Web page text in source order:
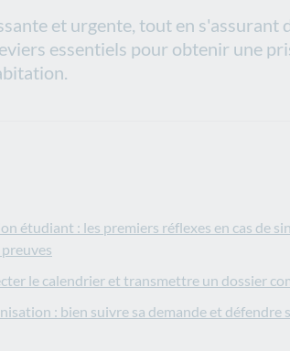
et urgente, tout en s'assurant
essentiels pour obtenir une
étudiant : les premiers réflexes en cas de
le calendrier et transmettre un dossier
: bien suivre sa demande et défendre